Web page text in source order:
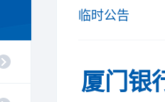
临时公告
厦门银